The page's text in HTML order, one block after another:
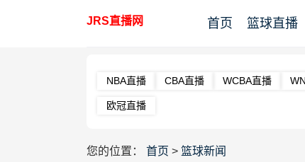
JRS直播网 首页 篮球直播
NBA直播 CBA直播 WCBA直播
欧冠直播
您的位置： 首页 > 篮球新闻